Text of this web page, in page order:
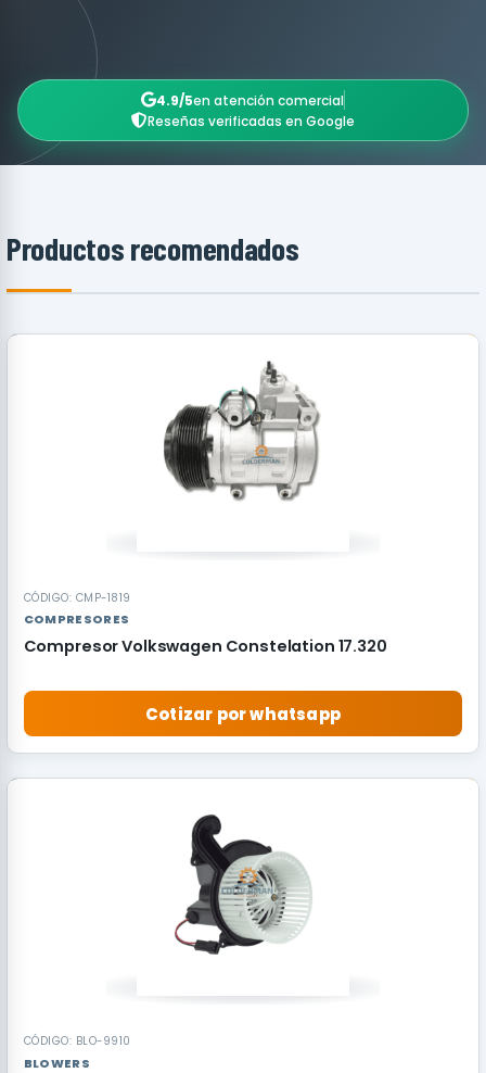
4.9/5en atención comercial
Reseñas verificadas en Google
Productos recomendados
CÓDIGO: CMP-1819
COMPRESORES
Compresor Volkswagen Constelation 17.320
Cotizar por whatsapp
CÓDIGO: BLO-9910
BLOWERS